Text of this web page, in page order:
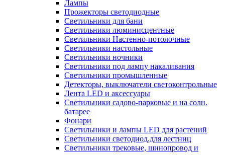
Лампы
Прожекторы светодиодные
Светильники для бани
Светильники люминисцентные
Светильники Настенно-потолочные
Светильники настольные
Светильники ночники
Светильники под лампу накаливания
Светильники промышленные
Детекторы, выключатели светоконтрольные
Лента LED и аксессуары
Светильники садово-парковые и на солн.
батарее
Фонари
Светильники и лампы LED для растений
Светильники светодиод.для лестниц
Светильники трековые, шинопровод и